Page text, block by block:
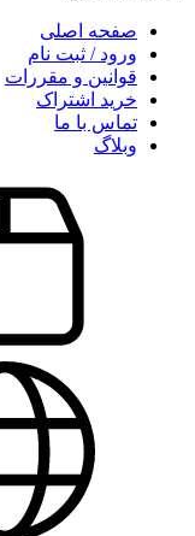
صفحه اصلی
ورود / ثبت نام
قوانین و مقررات
خرید اشتراک
تماس با ما
وبلاگ